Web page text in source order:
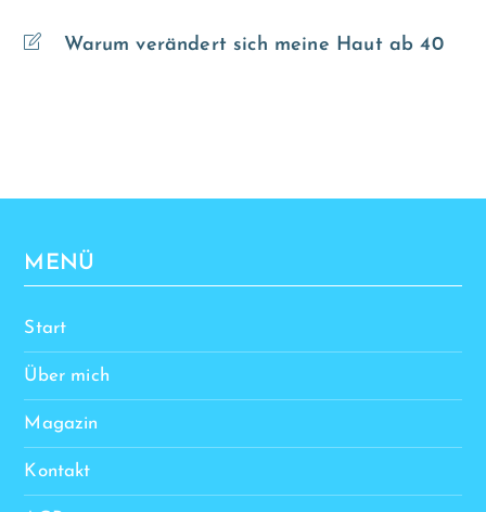
Warum verändert sich meine Haut ab 40
MENÜ
Start
Über mich
Magazin
Kontakt